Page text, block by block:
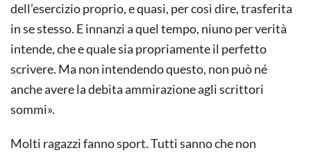
dell’esercizio proprio, e quasi, per così dire, trasferita
in se stesso. E innanzi a quel tempo, niuno per verità
intende, che e quale sia propriamente il perfetto
scrivere. Ma non intendendo questo, non può né
anche avere la debita ammirazione agli scrittori
sommi».
Molti ragazzi fanno sport. Tutti sanno che non